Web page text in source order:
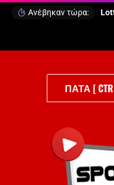
Ανέβηκαν τώρα:
ΠΑΤΑ [